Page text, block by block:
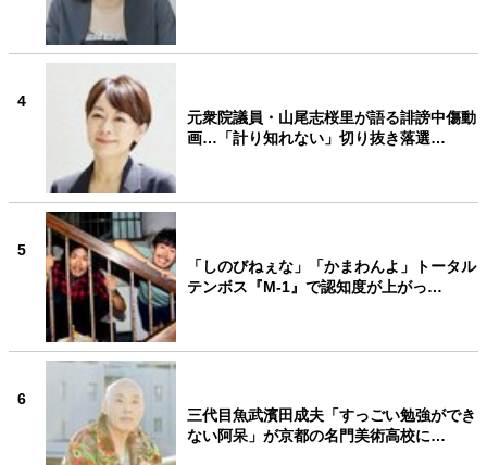
4
元衆院議員・山尾志桜里が語る誹謗中傷動
画…「計り知れない」切り抜き落選…
5
「しのびねぇな」「かまわんよ」トータル
テンボス『M-1』で認知度が上がっ…
6
三代目魚武濱田成夫「すっごい勉強ができ
ない阿呆」が京都の名門美術高校に…